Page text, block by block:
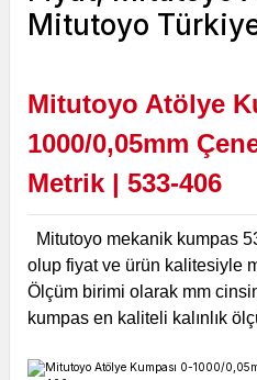
Mitutoyo Atölye
1000/0,05mm
Metrik | 533-406
Mitutoyo mekanik kumpas
olup fiyat ve ürün kalitesiyle
Ölçüm birimi olarak mm
kumpas en kaliteli kalınlık